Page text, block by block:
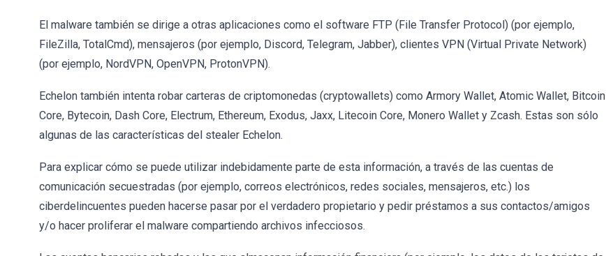
El malware también se dirige a otras aplicaciones como el software FTP (File Transfer Protocol) (por ejemplo,
FileZilla, TotalCmd), mensajeros (por ejemplo, Discord, Telegram, Jabber), clientes VPN (Virtual Private Network)
(por ejemplo, NordVPN, OpenVPN, ProtonVPN).
Echelon también intenta robar carteras de criptomonedas (cryptowallets) como Armory Wallet, Atomic Wallet, Bitcoin
Core, Bytecoin, Dash Core, Electrum, Ethereum, Exodus, Jaxx, Litecoin Core, Monero Wallet y Zcash. Estas son sólo
algunas de las características del stealer Echelon.
Para explicar cómo se puede utilizar indebidamente parte de esta información, a través de las cuentas de
comunicación secuestradas (por ejemplo, correos electrónicos, redes sociales, mensajeros, etc.) los
ciberdelincuentes pueden hacerse pasar por el verdadero propietario y pedir préstamos a sus contactos/amigos
y/o hacer proliferar el malware compartiendo archivos infecciosos.